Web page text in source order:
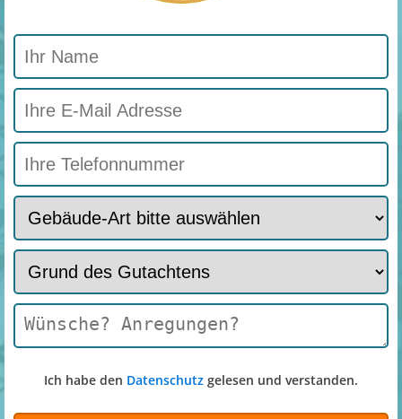
Ich habe den Datenschutz gelesen und verstanden.